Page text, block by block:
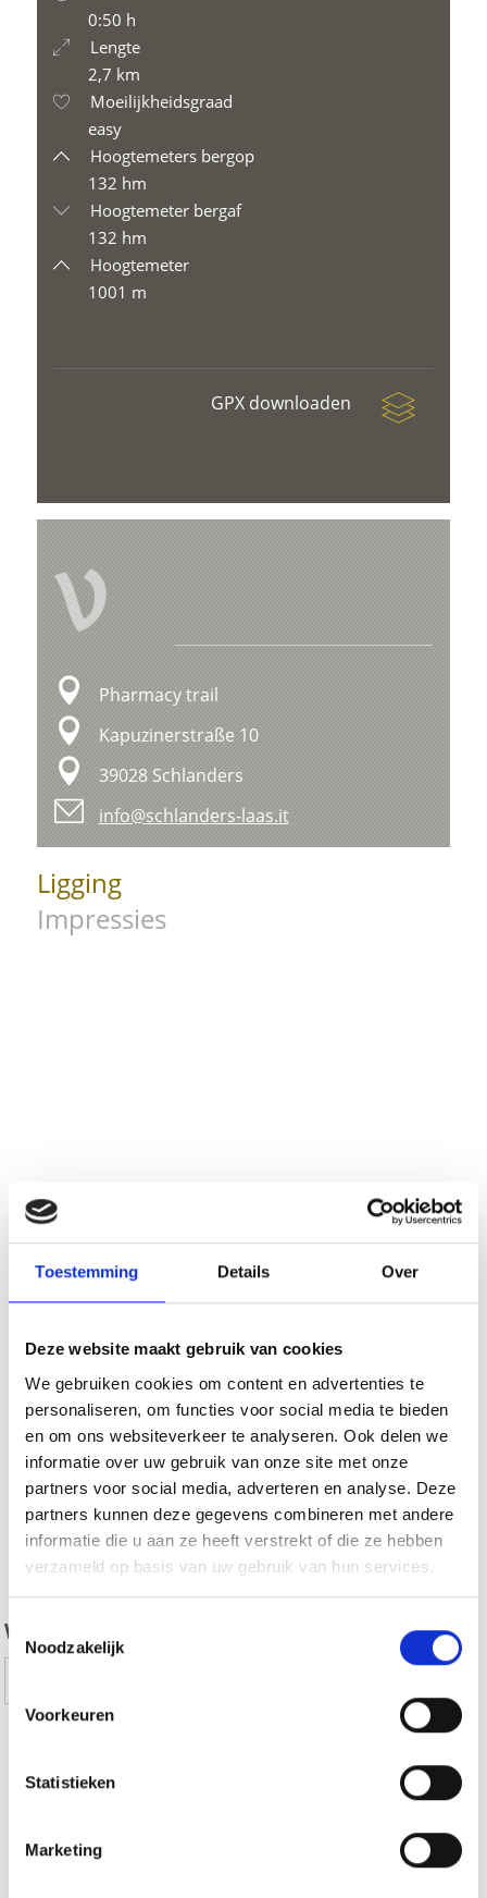
Toestemming Details Over
Deze website maakt gebruik van cookies
We gebruiken cookies om content en advertenties te
personaliseren, om functies voor social media te bieden
en om ons websiteverkeer te analyseren. Ook delen we
informatie over uw gebruik van onze site met onze
partners voor social media, adverteren en analyse. Deze
partners kunnen deze gegevens combineren met andere
informatie die u aan ze heeft verstrekt of die ze hebben
verzameld op basis van uw gebruik van hun services.
Toestemmingsselectie
Noodzakelijk
Voorkeuren
Statistieken
Marketing
0:50 h
Lengte
2,7 km
Moeilijkheidsgraad
easy
Hoogtemeters bergop
132 hm
Hoogtemeter bergaf
132 hm
Hoogtemeter
1001 m
GPX downloaden
V
Pharmacy trail
Kapuzinerstraße 10
39028 Schlanders
info@schlanders-laas.it
Ligging
Impressies
zurück
WAS DE INHOUD NUTTIG VOOR U?
THEMA-ROUTES IN VINSCHGAU TONEN OP